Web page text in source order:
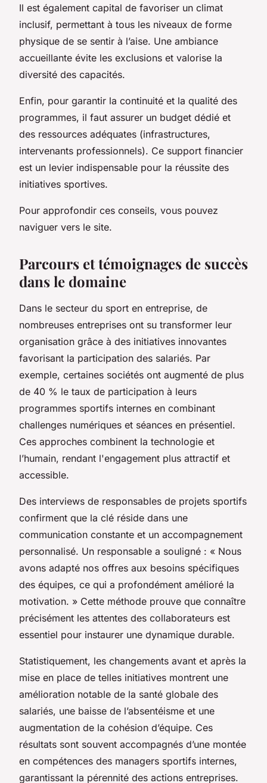
Il est également capital de favoriser un climat
inclusif, permettant à tous les niveaux de forme
physique de se sentir à l’aise. Une ambiance
accueillante évite les exclusions et valorise la
diversité des capacités.
Enfin, pour garantir la continuité et la qualité des
programmes, il faut assurer un budget dédié et
des ressources adéquates (infrastructures,
intervenants professionnels). Ce support financier
est un levier indispensable pour la réussite des
initiatives sportives.
Pour approfondir ces conseils, vous pouvez
naviguer vers le site.
Parcours et témoignages de succès
dans le domaine
Dans le secteur du sport en entreprise, de
nombreuses entreprises ont su transformer leur
organisation grâce à des initiatives innovantes
favorisant la participation des salariés. Par
exemple, certaines sociétés ont augmenté de plus
de 40 % le taux de participation à leurs
programmes sportifs internes en combinant
challenges numériques et séances en présentiel.
Ces approches combinent la technologie et
l’humain, rendant l'engagement plus attractif et
accessible.
Des interviews de responsables de projets sportifs
confirment que la clé réside dans une
communication constante et un accompagnement
personnalisé. Un responsable a souligné : « Nous
avons adapté nos offres aux besoins spécifiques
des équipes, ce qui a profondément amélioré la
motivation. » Cette méthode prouve que connaître
précisément les attentes des collaborateurs est
essentiel pour instaurer une dynamique durable.
Statistiquement, les changements avant et après la
mise en place de telles initiatives montrent une
amélioration notable de la santé globale des
salariés, une baisse de l’absentéisme et une
augmentation de la cohésion d’équipe. Ces
résultats sont souvent accompagnés d’une montée
en compétences des managers sportifs internes,
garantissant la pérennité des actions entreprises.